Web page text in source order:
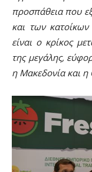
προσπάθεια που
και των
είναι ο κρίκος
της μεγάλης,
η Μακεδονία και